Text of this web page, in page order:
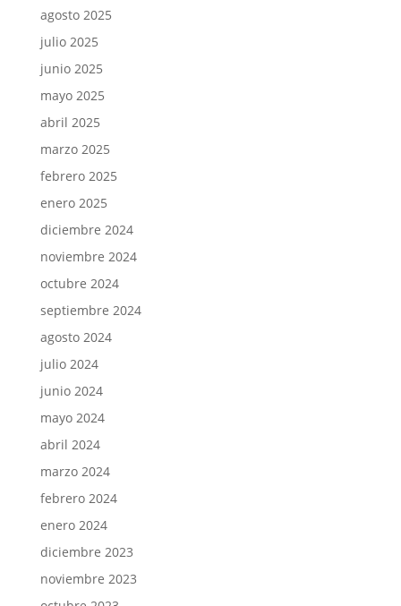
agosto 2025
julio 2025
junio 2025
mayo 2025
abril 2025
marzo 2025
febrero 2025
enero 2025
diciembre 2024
noviembre 2024
octubre 2024
septiembre 2024
agosto 2024
julio 2024
junio 2024
mayo 2024
abril 2024
marzo 2024
febrero 2024
enero 2024
diciembre 2023
noviembre 2023